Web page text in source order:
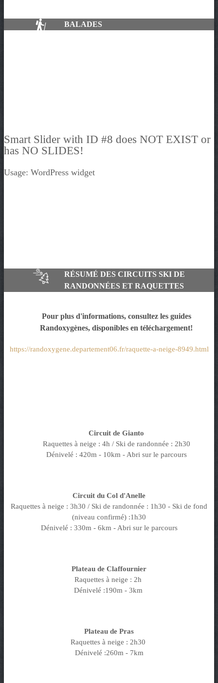
BALADES
Smart Slider with ID #8 does NOT EXIST or
has NO SLIDES!
Usage: WordPress widget
RÉSUMÉ DES CIRCUITS SKI DE
RANDONNÉES ET RAQUETTES
Pour plus d'informations, consultez les guides
Randoxygènes, disponibles en téléchargement!
https://randoxygene.departement06.fr/raquette-a-neige-8949.html
Circuit de Gianto
Raquettes à neige : 4h / Ski de randonnée : 2h30
Dénivelé : 420m - 10km - Abri sur le parcours
Circuit du Col d'Anelle
Raquettes à neige : 3h30 / Ski de randonnée : 1h30 - Ski de fond
(niveau confirmé) :1h30
Dénivelé : 330m - 6km - Abri sur le parcours
Plateau de Claffournier
Raquettes à neige : 2h
Dénivelé :190m - 3km
Plateau de Pras
Raquettes à neige : 2h30
Dénivelé :260m - 7km